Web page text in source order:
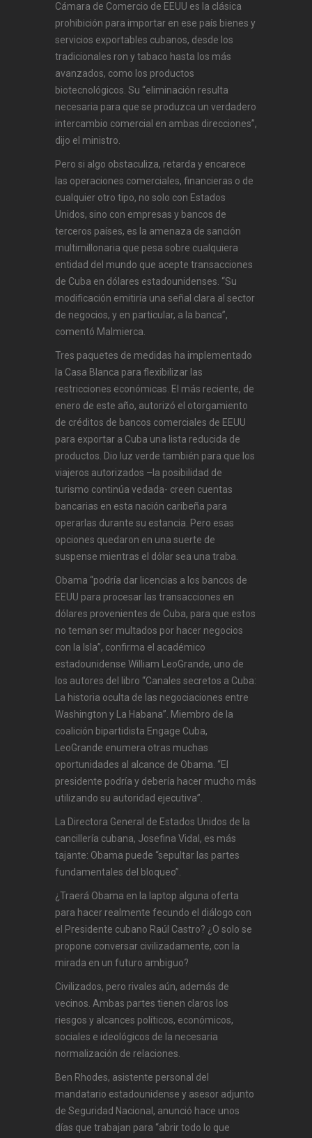
Cámara de Comercio de EEUU es la clásica
prohibición para importar en ese país bienes y
servicios exportables cubanos, desde los
tradicionales ron y tabaco hasta los más
avanzados, como los productos
biotecnológicos. Su “eliminación resulta
necesaria para que se produzca un verdadero
intercambio comercial en ambas direcciones”,
dijo el ministro.
Pero si algo obstaculiza, retarda y encarece
las operaciones comerciales, financieras o de
cualquier otro tipo, no solo con Estados
Unidos, sino con empresas y bancos de
terceros países, es la amenaza de sanción
multimillonaria que pesa sobre cualquiera
entidad del mundo que acepte transacciones
de Cuba en dólares estadounidenses. “Su
modificación emitiría una señal clara al sector
de negocios, y en particular, a la banca”,
comentó Malmierca.
Tres paquetes de medidas ha implementado
la Casa Blanca para flexibilizar las
restricciones económicas. El más reciente, de
enero de este año, autorizó el otorgamiento
de créditos de bancos comerciales de EEUU
para exportar a Cuba una lista reducida de
productos. Dio luz verde también para que los
viajeros autorizados –la posibilidad de
turismo continúa vedada- creen cuentas
bancarias en esta nación caribeña para
operarlas durante su estancia. Pero esas
opciones quedaron en una suerte de
suspense mientras el dólar sea una traba.
Obama “podría dar licencias a los bancos de
EEUU para procesar las transacciones en
dólares provenientes de Cuba, para que estos
no teman ser multados por hacer negocios
con la Isla”, confirma el académico
estadounidense William LeoGrande, uno de
los autores del libro “Canales secretos a Cuba:
La historia oculta de las negociaciones entre
Washington y La Habana”. Miembro de la
coalición bipartidista Engage Cuba,
LeoGrande enumera otras muchas
oportunidades al alcance de Obama. “El
presidente podría y debería hacer mucho más
utilizando su autoridad ejecutiva”.
La Directora General de Estados Unidos de la
cancillería cubana, Josefina Vidal, es más
tajante: Obama puede “sepultar las partes
fundamentales del bloqueo”.
¿Traerá Obama en la laptop alguna oferta
para hacer realmente fecundo el diálogo con
el Presidente cubano Raúl Castro? ¿O solo se
propone conversar civilizadamente, con la
mirada en un futuro ambiguo?
Civilizados, pero rivales aún, además de
vecinos. Ambas partes tienen claros los
riesgos y alcances políticos, económicos,
sociales e ideológicos de la necesaria
normalización de relaciones.
Ben Rhodes, asistente personal del
mandatario estadounidense y asesor adjunto
de Seguridad Nacional, anunció hace unos
días que trabajan para “abrir todo lo que